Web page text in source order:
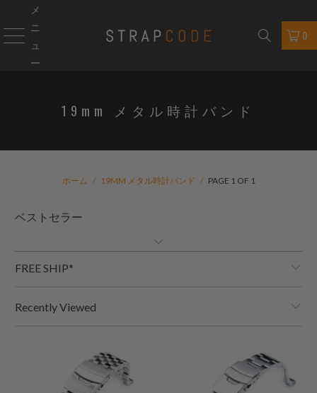
メ
ニ
ュ
ー
0
19mm メタル時計バンド
ホーム / 19MM メタル時計バンド / PAGE 1 OF 1
FREE SHIP*
Recently Viewed